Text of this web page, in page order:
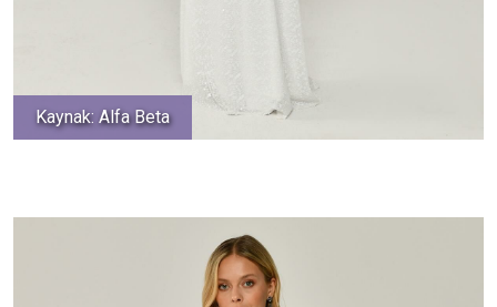
Kaynak: Alfa Beta